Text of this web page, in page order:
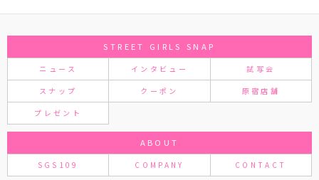
STREET GIRLS SNAP
ニュース インタビュー 試写会
スナップ クーポン 原宿店舗
プレゼント
ABOUT
SGS109 COMPANY CONTACT